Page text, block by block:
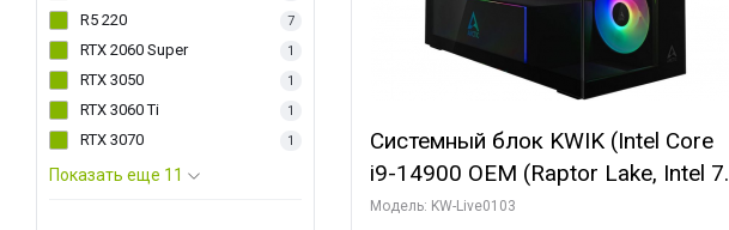
R5 220 7
RTX 2060 Super 1
RTX 3050 1
RTX 3060 Ti 1
RTX 3070 1
Показать еще 11
Системный блок KWIK (Intel Core
i9-14900 OEM (Raptor Lake, Intel 7,
C24 16EC/8PC// 64 ГБ ОЗУ (2
Модель: KW-Live0103